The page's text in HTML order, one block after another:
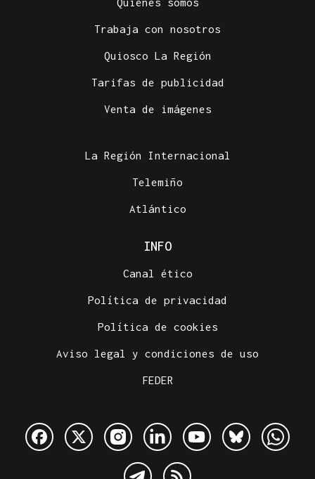
Trabaja con nosotros
Quiosco La Región
Tarifas de publicidad
Venta de imágenes
La Región Internacional
Telemiño
Atlántico
INFO
Canal ético
Política de privacidad
Política de cookies
Aviso legal y condiciones de uso
FEDER